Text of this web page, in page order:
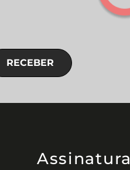
RECEBER
Assinatura